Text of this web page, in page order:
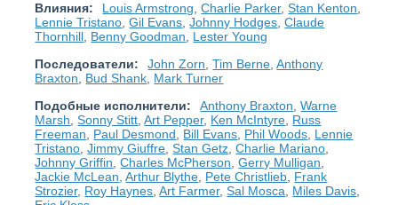
Влияния:
Louis Armstrong,Charlie Parker,Stan Kenton,
Lennie Tristano,Gil Evans,Johnny Hodges,Claude
Thornhill, Benny Goodman, Lester Young
Последователи:
John Zorn,Tim Berne,Anthony
Braxton, Bud Shank, Mark Turner
Подобные исполнители:
Anthony Braxton,Warne
Marsh,Sonny Stitt,Art Pepper, Ken McIntyre, Russ
Freeman, Paul Desmond, Bill Evans, Phil Woods, Lennie
Tristano,Jimmy Giuffre,Stan Getz,Charlie Mariano,
Johnny Griffin,Charles McPherson,Gerry Mulligan,
Jackie McLean,Arthur Blythe, Pete Christlieb, Frank
Strozier, Roy Haynes,Art Farmer,Sal Mosca, Miles Davis,